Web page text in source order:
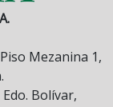
Mezanina 1,
Bolívar,